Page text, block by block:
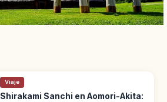
Viaje
Shirakami Sanchi en Aomori-Akita: